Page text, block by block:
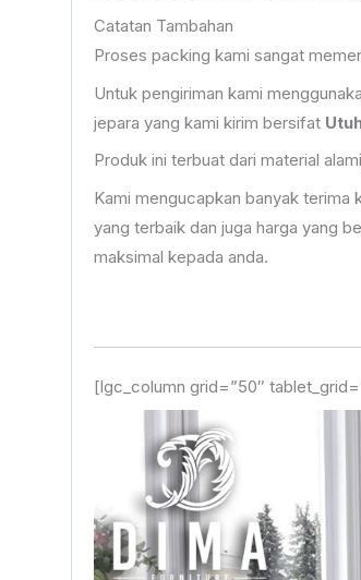
Catatan Tambahan
Proses packing kami sangat
Untuk pengiriman kami
jepara yang kami kirim bersifat
Produk ini terbuat dari material
Kami mengucapkan banyak terima
yang terbaik dan juga harga yang
maksimal kepada anda.
[lgc_column grid=”50″